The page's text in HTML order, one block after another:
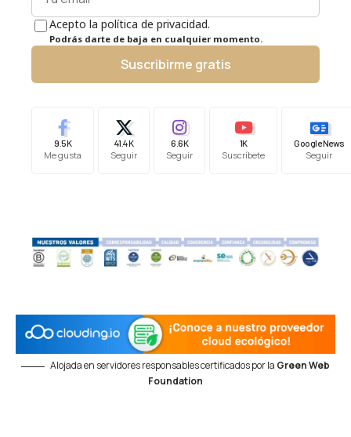
Acepto la política de privacidad.
Podrás darte de baja en cualquier momento.
Suscribirme gratis
9.5K
Me gusta
41.4K
Seguir
6.6K
Seguir
1K
Suscríbete
Google News
Seguir
Alojada en servidores responsables certificados por la Green Web
Foundation